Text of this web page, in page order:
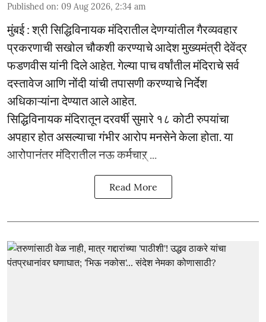
Published on: 09 Aug 2026, 2:34 am
मुंबई : श्री सिद्धिविनायक मंदिरातील देणग्यांतील गैरव्यवहार
प्रकरणाची सखोल चौकशी करण्याचे आदेश मुख्यमंत्री देवेंद्र
फडणवीस यांनी दिले आहेत. गेल्या पाच वर्षांतील मंदिराचे सर्व
दस्तावेज आणि नोंदी यांची तपासणी करण्याचे निर्देश
अधिकाऱ्यांना देण्यात आले आहेत.
सिद्धिविनायक मंदिरातून दरवर्षी सुमारे १८ कोटी रुपयांचा
अपहार होत असल्याचा गंभीर आरोप मनसेने केला होता. या
आरोपानंतर मंदिरातील नऊ कर्मचाऱ् ...
Read More